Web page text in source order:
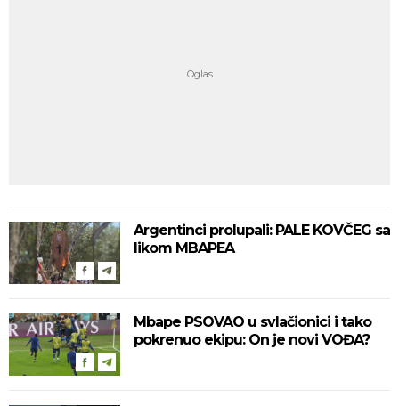
Argentinci prolupali: PALE KOVČEG sa
likom MBAPEA
Mbape PSOVAO u svlačionici i tako
pokrenuo ekipu: On je novi VOĐA?